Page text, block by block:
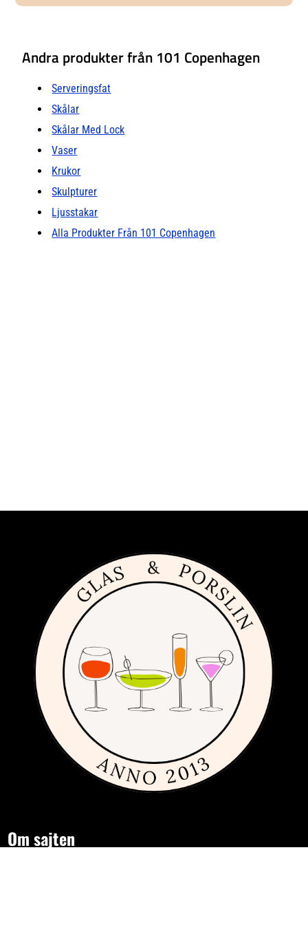
Andra produkter från 101 Copenhagen
Serveringsfat
Skålar
Skålar Med Lock
Vaser
Krukor
Skulpturer
Ljusstakar
Alla Produkter Från 101 Copenhagen
Om sajten